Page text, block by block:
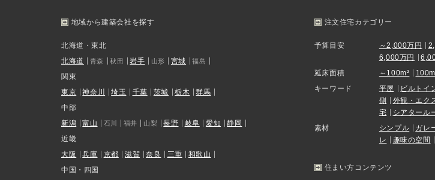
地域から建築会社を探す
北海道・東北
北海道
青森 秋田 岩手 山形 宮城 福島
関東
東京
神奈川 埼玉 千葉 茨城 栃木
群馬
中部
新潟
富山 石川 福井 山梨 長野 岐阜 愛知
静岡
近畿
大阪
兵庫 京都 滋賀 奈良 三重
和歌山
中国・四国
注文住宅カテゴリー
予算目安 ～2,000万円
6,000万円
延床面積
～100m²
キーワード
平屋 ビルトイ
側
外観・エク
宅
シアタール
素材
シンプル ガレ
レ
趣味の空間
住まい方コンテンツ